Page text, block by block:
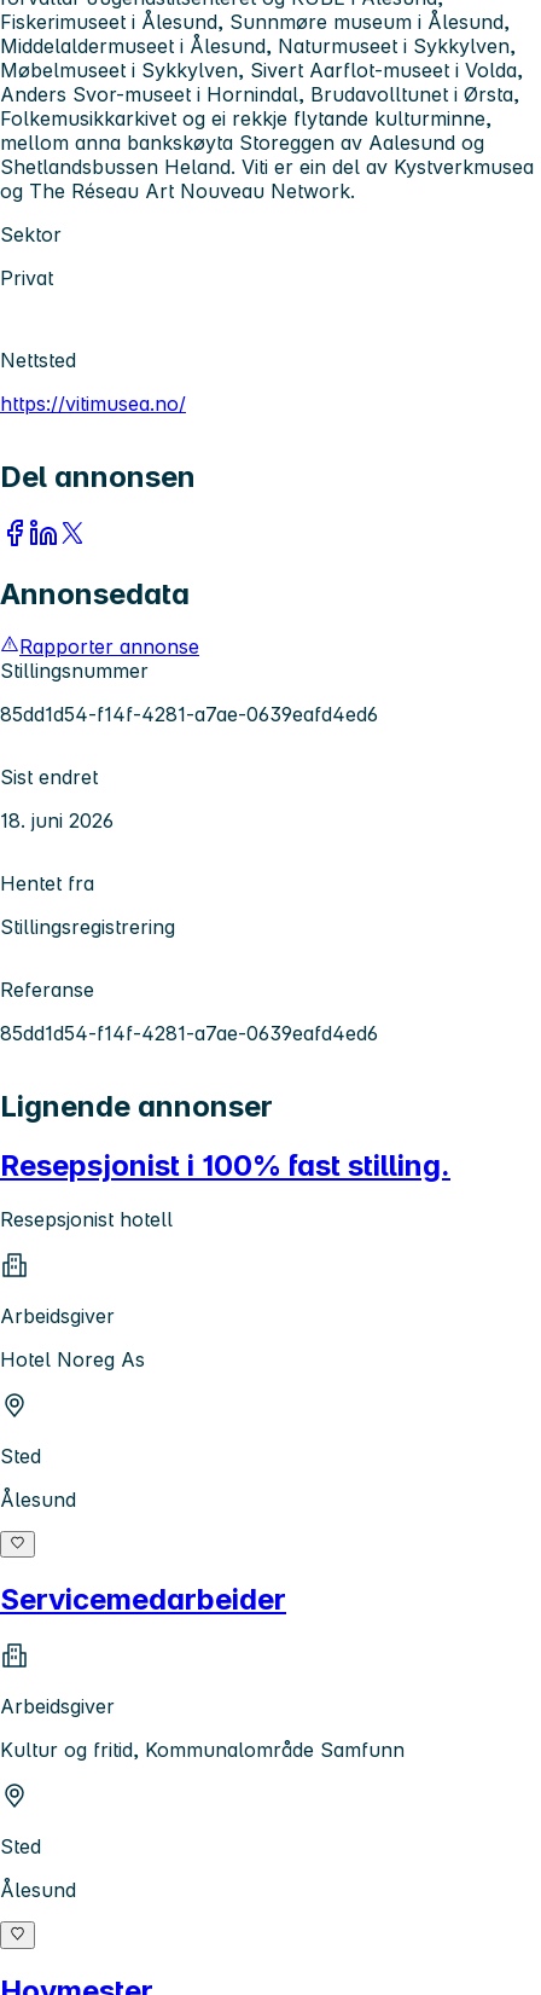
Fiskerimuseet i Ålesund, Sunnmøre museum i Ålesund,
Middelaldermuseet i Ålesund, Naturmuseet i Sykkylven,
Møbelmuseet i Sykkylven, Sivert Aarflot-museet i Volda,
Anders Svor-museet i Hornindal, Brudavolltunet i Ørsta,
Folkemusikkarkivet og ei rekkje flytande kulturminne,
mellom anna bankskøyta Storeggen av Aalesund og
Shetlandsbussen Heland. Viti er ein del av Kystverkmusea
og The Réseau Art Nouveau Network.
Sektor
Privat
Nettsted
https://vitimusea.no/
Del annonsen
Annonsedata
Rapporter annonse
Stillingsnummer
85dd1d54-f14f-4281-a7ae-0639eafd4ed6
Sist endret
18. juni 2026
Hentet fra
Stillingsregistrering
Referanse
85dd1d54-f14f-4281-a7ae-0639eafd4ed6
Lignende annonser
Resepsjonist i 100% fast stilling.
Resepsjonist hotell
Arbeidsgiver
Hotel Noreg As
Sted
Ålesund
Servicemedarbeider
Arbeidsgiver
Kultur og fritid, Kommunalområde Samfunn
Sted
Ålesund